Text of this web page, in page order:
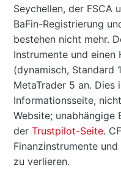
Seychellen, der FSCA
BaFin-Registrierung
bestehen nicht mehr.
Instrumente und einen
(dynamisch, Standard
MetaTrader 5 an. Dies
Informationsseite,
Website; unabhängige
der Trustpilot-Seite.
Finanzinstrumente
zu verlieren.